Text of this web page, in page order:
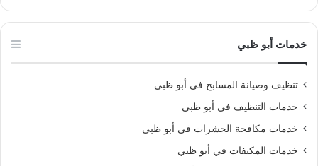
خدمات أبو ظبي
تنظيف وصيانة المسابح في أبو ظبي
خدمات التنظيف في أبو ظبي
خدمات مكافحة الحشرات في أبو ظبي
خدمات المكيفات في أبو ظبي